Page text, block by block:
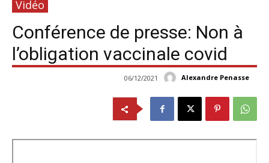
Vidéo
Conférence de presse: Non à
l’obligation vaccinale covid
Alexandre Penasse
06/12/2021